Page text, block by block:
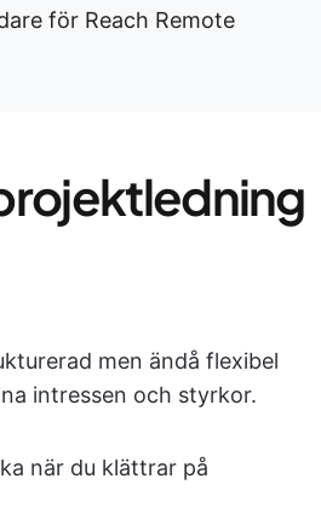
för Reach Remote
men ändå flexibel
intressen och styrkor.
när du klättrar på